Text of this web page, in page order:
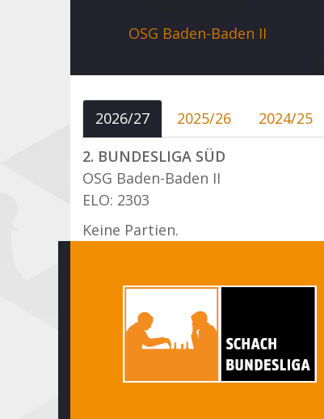
OSG Baden-Baden II
2026/27 2025/26 2024/25
2. BUNDESLIGA SÜD
OSG Baden-Baden II
ELO: 2303
Keine Partien.